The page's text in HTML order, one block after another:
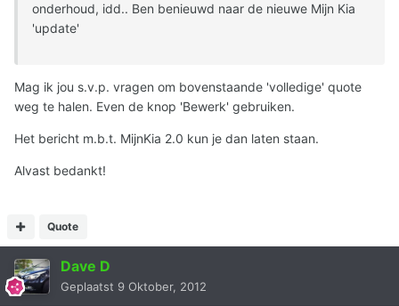
onderhoud, idd.. Ben benieuwd naar de nieuwe Mijn Kia
'update'
Mag ik jou s.v.p. vragen om bovenstaande 'volledige' quote
weg te halen. Even de knop 'Bewerk' gebruiken.
Het bericht m.b.t. MijnKia 2.0 kun je dan laten staan.
Alvast bedankt!
Quote
Dave D
Geplaatst 9 Oktober, 2012